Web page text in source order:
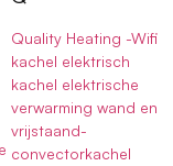
Quality Heating -Wifi
kachel elektrisch
kachel elektrische
verwarming wand en
vrijstaand-
convectorkachel